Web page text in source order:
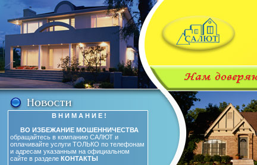
В Н И М А Н И Е !
ВО ИЗБЕЖАНИЕ МОШЕННИЧЕСТВА
обращайтесь в компанию САЛЮТ и
оплачивайте услуги ТОЛЬКО по телефонам
и адресам указанным на официальном
сайте в разделе КОНТАКТЫ